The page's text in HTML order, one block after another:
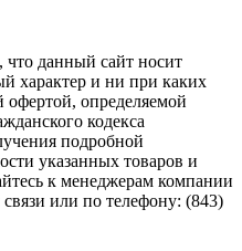
данный сайт носит
характер и ни при каких
офертой, определяемой
кодекса
подробной
указанных товаров и
к менеджерам компании
или по телефону: (843)